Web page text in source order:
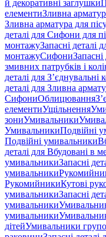
й декоративні заглушки
елементиЗливна
Зливна арматура для
деталі для Сифони для
монтажуЗапасні деталі
монтажуСифони
змивних патрубків і
деталі для З’єднувальні
деталі для Зливна
СифониОблицювання
елементиУщільнення
зониУмивальники
УмивальникиПодвійні
Подвійні умивальники
деталі для Вбудовані в
умивальникиЗапасні
умивальники
РукомийникиКутові
умивальникиЗапасні
умивальники
умивальники
дітейУмивальники